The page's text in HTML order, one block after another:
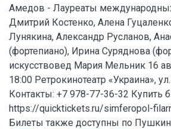
Амедов - Лауреаты
Дмитрий Костенко, Алена
Лунякина, Александр Русланов,
(фортепиано), Ирина Суряднова
искусствовед Мария Мельник 16
18:00 Ретрокинотеатр «Украина»,
Контакты: +7 978-77-36-32 Купить
https://quicktickets.ru/simferopol-
Билеты также доступны по